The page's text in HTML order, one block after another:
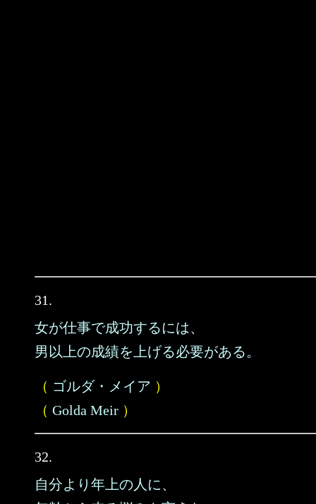
31.
女が仕事で成功するには、
男以上の成績を上げる必要がある。
（ ゴルダ・メイア ）
（ Golda Meir ）
32.
自分より年上の人に、